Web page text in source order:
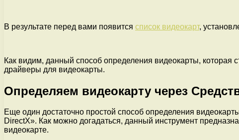
В результате перед вами появится список видеокарт,
Как видим, данный способ определения видеокарты, которая
драйверы для видеокарты.
Определяем видеокарту через
Еще один достаточно простой способ определения
DirectX». Как можно догадаться, данный инструмент
видеокарте.